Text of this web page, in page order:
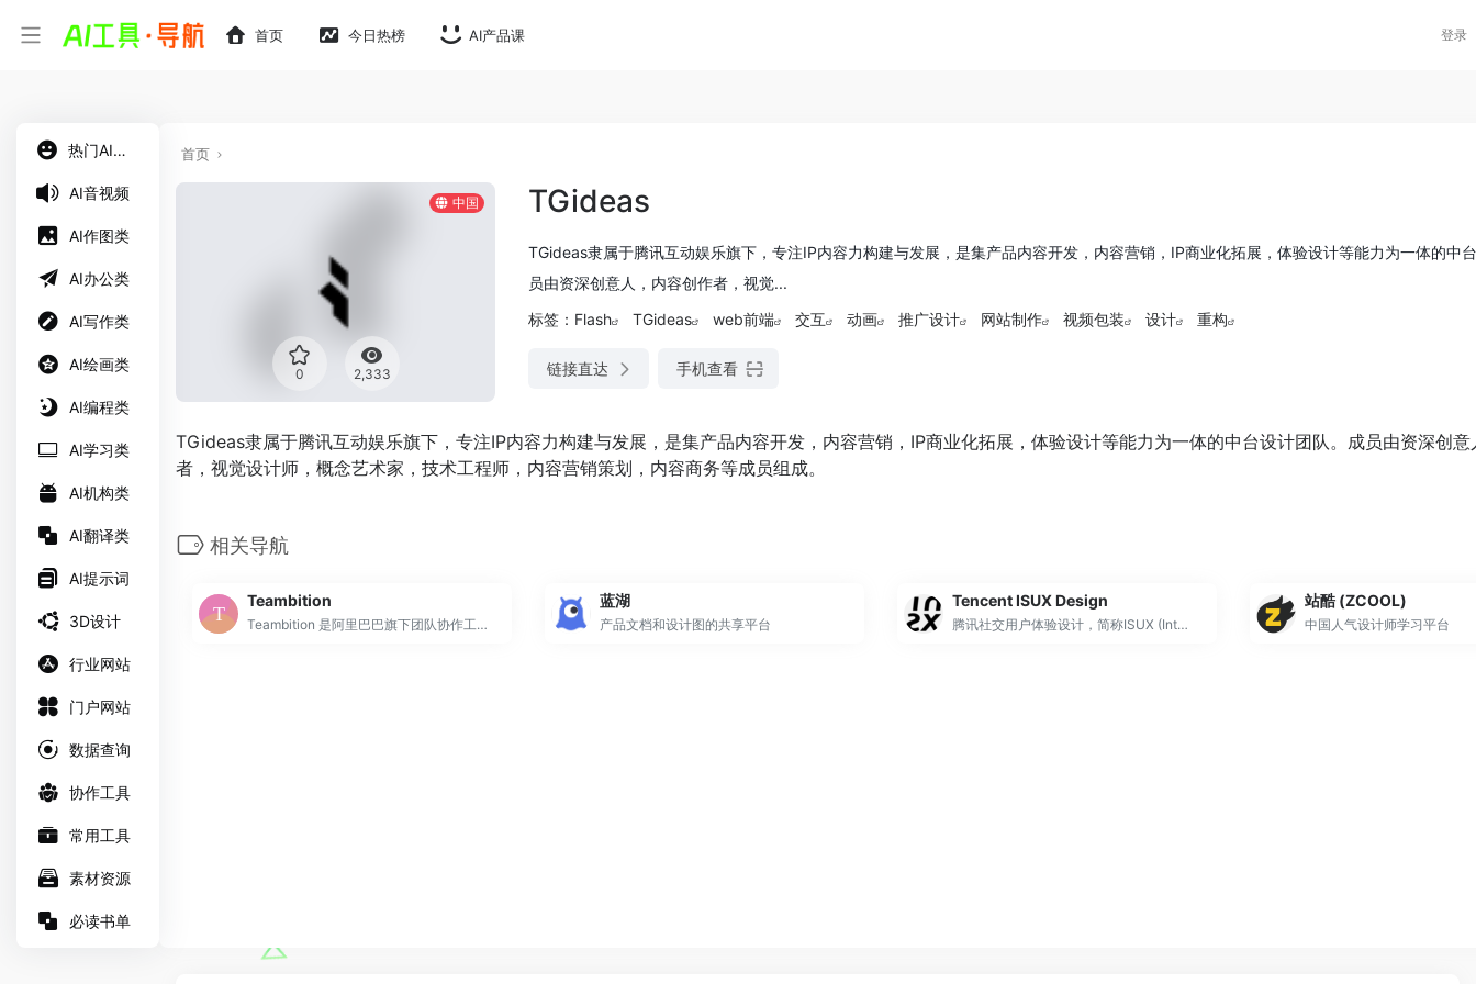
首页 今日热榜 AI产品课 登录
热门AI工具
AI音视频
AI作图类
AI办公类
AI写作类
AI绘画类
AI编程类
AI学习类
AI机构类
AI翻译类
AI提示词
3D设计
行业网站
门户网站
数据查询
协作工具
常用工具
素材资源
必读书单
首页
中国
0 2,333
TGideas
TGideas隶属于腾讯互动娱乐旗下，专注IP内容力构建与发展，是集产品内容开发，内容营销，IP商业化拓展，体验设计等能力为一体的中
员由资深创意人，内容创作者，视觉...
标签： Flash TGideas web前端 交互 动画 推广设计 网站制作 视频包装 设计 重构
链接直达 手机查看
TGideas隶属于腾讯互动娱乐旗下，专注IP内容力构建与发展，是集产品内容开发，内容营销，IP商业化拓展，体验设计等能力为一体的中台设计团队。成员由资深创
者，视觉设计师，概念艺术家，技术工程师，内容营销策划，内容商务等成员组成。
相关导航
Teambition
Teambition 是阿里巴巴旗下团队协作工具，以项目和任务的可视化管理来支撑企业团队协作，适合产品、研发、设计、市场、运营、销售、HR 等各类团队，让企业协同化繁为简，轻松愉悦。
蓝湖
产品文档和设计图的共享平台
Tencent ISUX Design
腾讯社交用户体验设计，简称ISUX (Internet Social User Experience)，成立于2011年1月11日，是腾讯集团核心、全球最具规模的UX设计团队，专业成员包括用户研究、交互设计、视觉设计、品牌设计、视频动画设计、UI开发、产品设计与市场研究等，至今ISUX分布于中国深圳总部、北京、上海、成都及韩国首尔。
站酷 (ZCOOL)
中国人气设计师学习平台